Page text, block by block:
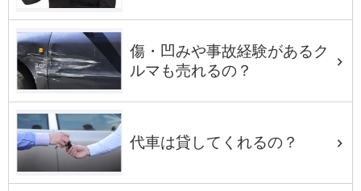
傷・凹みや事故経験があるク
ルマも売れるの？
代車は貸してくれるの？